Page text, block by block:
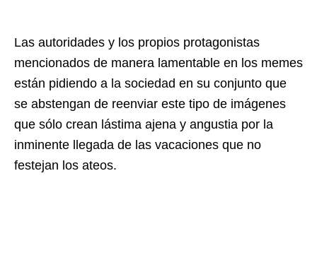
Las autoridades y los propios protagonistas
mencionados de manera lamentable en los memes
están pidiendo a la sociedad en su conjunto que
se abstengan de reenviar este tipo de imágenes
que sólo crean lástima ajena y angustia por la
inminente llegada de las vacaciones que no
festejan los ateos.